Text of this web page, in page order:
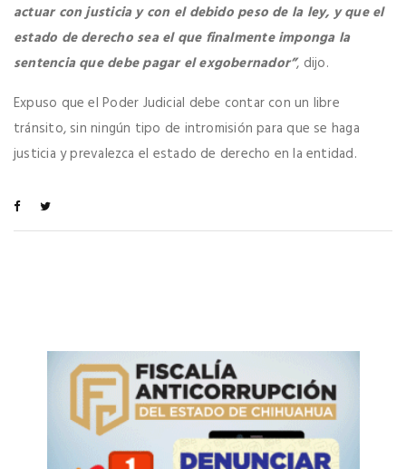
actuar con justicia y con el debido peso de la ley, y que el
estado de derecho sea el que finalmente imponga la
sentencia que debe pagar el exgobernador”, dijo.
Expuso que el Poder Judicial debe contar con un libre
tránsito, sin ningún tipo de intromisión para que se haga
justicia y prevalezca el estado de derecho en la entidad.